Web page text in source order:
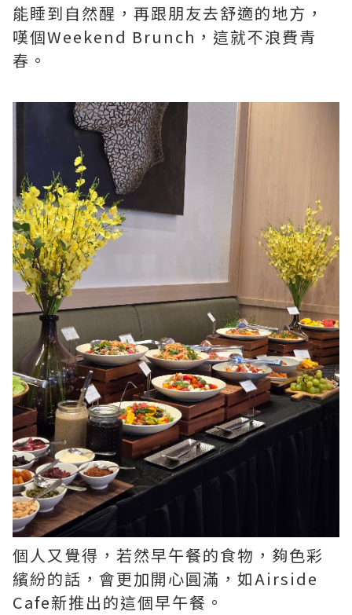
能睡到自然醒，再跟朋友去舒適的地方，
嘆個Weekend Brunch，這就不浪費青
春。
個人又覺得，若然早午餐的食物，夠色彩
繽紛的話，會更加開心圓滿，如Airside
Cafe新推出的這個早午餐。